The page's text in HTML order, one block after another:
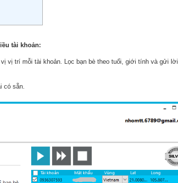
tài khoản:
vị trí mỗi tài khoản. Lọc bạn bè theo tuổi, giới tính và gửi lời
có sẵn.